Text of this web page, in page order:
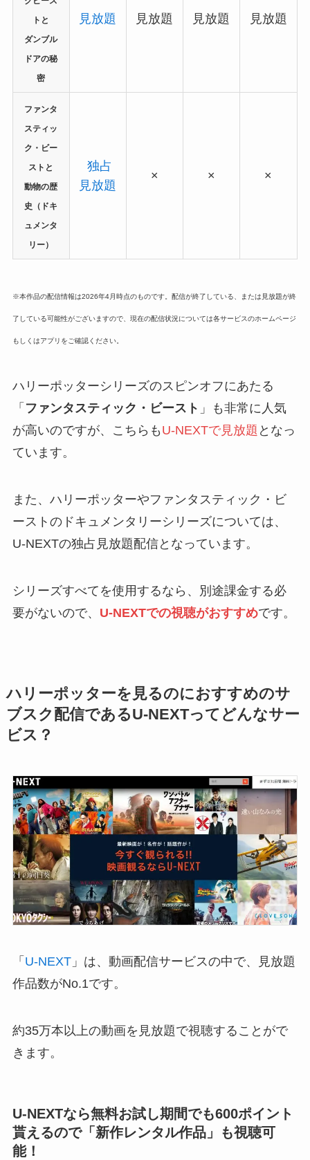
トと
ダンブル
ドアの秘
密
見放題 見放題 見放題 見放題
ファンタ
スティッ
ク・ビー
ストと
動物の歴
史（ドキ
ュメンタ
リー）
独占
見放題
× × ×
※本作品の配信情報は2026年4月時点のものです。配信が終了している、または見放題が終
了している可能性がございますので、現在の配信状況については各サービスのホームページ
もしくはアプリをご確認ください。
ハリーポッターシリーズのスピンオフにあたる
「 ファンタスティック・ビースト 」も非常に人気
が高いのですが、こちらも U-NEXTで見放題 となっ
ています。
また、ハリーポッターやファンタスティック・ビ
ーストのドキュメンタリーシリーズについては、
U-NEXTの独占見放題配信となっています。
シリーズすべてを使用するなら、別途課金する必
要がないので、 U-NEXTでの視聴がおすすめです。
ハリーポッターを見るのにおすすめのサ
ブスク配信であるU-NEXTってどんなサー
ビス？
「 U-NEXT」は、動画配信サービスの中で、見放題
作品数がNo.1です。
約35万本以上の動画を見放題で視聴することがで
きます。
U-NEXTなら無料お試し期間でも600ポイント
貰えるので「新作レンタル作品」も視聴可
能！